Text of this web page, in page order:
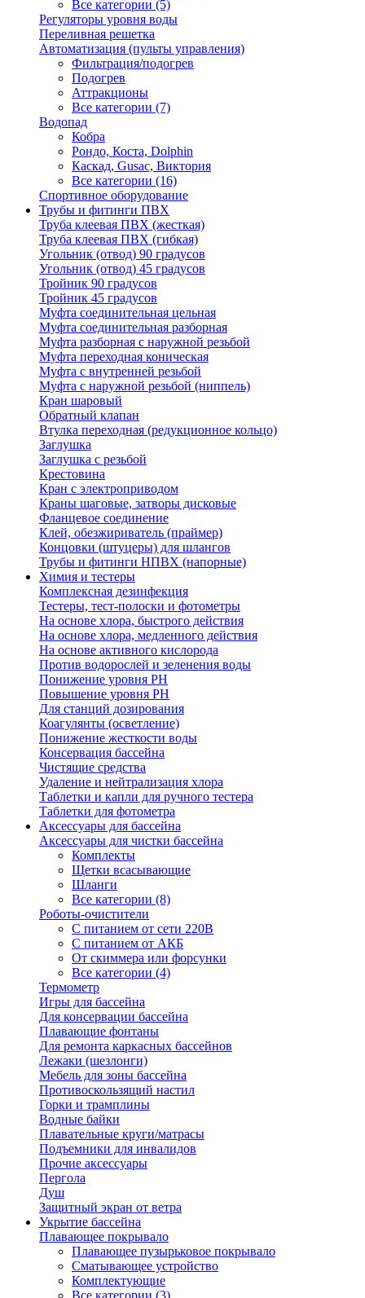
Все категории (5)
Регуляторы уровня воды
Переливная решетка
Автоматизация (пульты управления)
Фильтрация/подогрев
Подогрев
Аттракционы
Все категории (7)
Водопад
Кобра
Рондо, Коста, Dolphin
Каскад, Gusac, Виктория
Все категории (16)
Спортивное оборудование
Трубы и фитинги ПВХ
Труба клеевая ПВХ (жесткая)
Труба клеевая ПВХ (гибкая)
Угольник (отвод) 90 градусов
Угольник (отвод) 45 градусов
Тройник 90 градусов
Тройник 45 градусов
Муфта соединительная цельная
Муфта соединительная разборная
Муфта разборная с наружной резьбой
Муфта переходная коническая
Муфта с внутренней резьбой
Муфта с наружной резьбой (ниппель)
Кран шаровый
Обратный клапан
Втулка переходная (редукционное кольцо)
Заглушка
Заглушка с резьбой
Крестовина
Кран с электроприводом
Краны шаговые, затворы дисковые
Фланцевое соединение
Клей, обезжириватель (праймер)
Концовки (штуцеры) для шлангов
Трубы и фитинги НПВХ (напорные)
Химия и тестеры
Комплексная дезинфекция
Тестеры, тест-полоски и фотометры
На основе хлора, быстрого действия
На основе хлора, медленного действия
На основе активного кислорода
Против водорослей и зеленения воды
Понижение уровня РН
Повышение уровня РН
Для станций дозирования
Коагулянты (осветление)
Понижение жесткости воды
Консервация бассейна
Чистящие средства
Удаление и нейтрализация хлора
Таблетки и капли для ручного тестера
Таблетки для фотометра
Аксессуары для бассейна
Аксессуары для чистки бассейна
Комплекты
Щетки всасывающие
Шланги
Все категории (8)
Роботы-очистители
С питанием от сети 220В
С питанием от АКБ
От скиммера или форсунки
Все категории (4)
Термометр
Игры для бассейна
Для консервации бассейна
Плавающие фонтаны
Для ремонта каркасных бассейнов
Лежаки (шезлонги)
Мебель для зоны бассейна
Противоскользящий настил
Горки и трамплины
Водные байки
Плавательные круги/матрасы
Подъемники для инвалидов
Прочие аксессуары
Пергола
Душ
Защитный экран от ветра
Укрытие бассейна
Плавающее покрывало
Плавающее пузырьковое покрывало
Сматывающее устройство
Комплектующие
Все категории (3)